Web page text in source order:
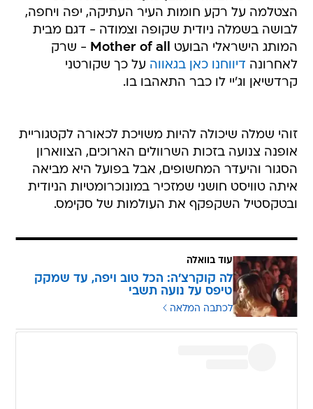
הצטלמה על רקע חומות העיר העתיקה, יפה ויחפה,
לבושה בשמלה ניודית שקופה וצמודה - דגם מבית
המותג הישראלי הבועט Mother of all - שרק
לאחרונה דיווחנו כאן בגאווה על כך שקורטני
קרדשיאן וג'יי לו כבר התאהבו בו.
זוהי שמלה שיכולה להיות משויכת לכאורה לקטגוריית
אופנה צנועה בזכות השרוולים הארוכים, הצווארון
הסגור והיעדר המחשופים, אבל בפועל היא מביאה
איתה טוויסט חושני שמזכיר במונוכרומטיות הניודית
ובטקסטיל השקפקף את העולמות של סקימס.
עוד בוואלה
לה קוקרצ'ה: הכל טוב ויפה, עד שמקק
טיפס על נועה תשבי
לכתבה המלאה